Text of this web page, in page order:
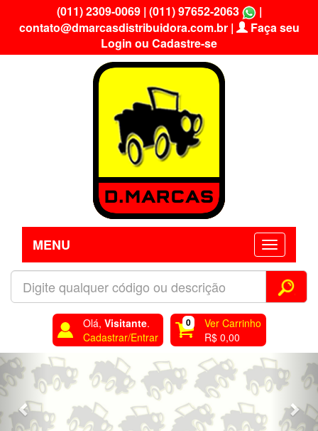
(011) 2309-0069| (011) 97652-2063
|
contato@dmarcasdistribuidora.com.br|
Faça seu
Login ou Cadastre-se
MENU
Olá, Visitante.
Cadastrar/Entrar
0
Ver Carrinho
R$ 0,00
Previous